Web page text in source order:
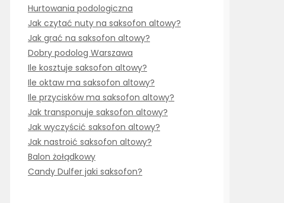
Hurtowania podologiczna
Jak czytać nuty na saksofon altowy?
Jak grać na saksofon altowy?
Dobry podolog Warszawa
Ile kosztuje saksofon altowy?
Ile oktaw ma saksofon altowy?
Ile przycisków ma saksofon altowy?
Jak transponuje saksofon altowy?
Jak wyczyścić saksofon altowy?
Jak nastroić saksofon altowy?
Balon żołądkowy
Candy Dulfer jaki saksofon?